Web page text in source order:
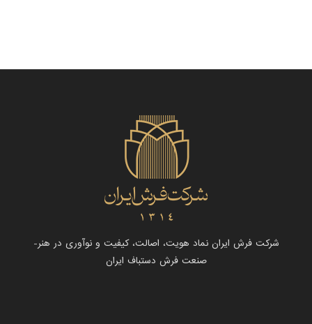
شرکت فرش ایران نماد هویت، اصالت، کیفیت و نوآوری در هنر-
صنعت فرش دستباف ایران